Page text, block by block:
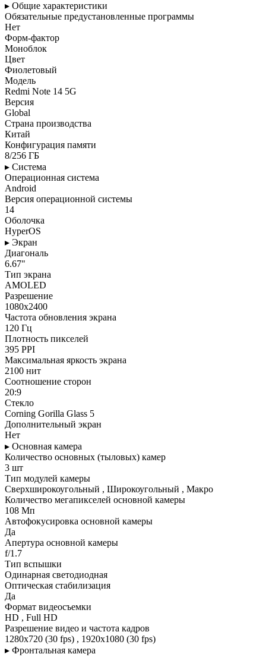
▸ Общие характеристики
Обязательные предустановленные программы
Нет
Форм-фактор
Моноблок
Цвет
Фиолетовый
Модель
Redmi Note 14 5G
Версия
Global
Страна производства
Китай
Конфигурация памяти
8/256 ГБ
▸ Система
Операционная система
Android
Версия операционной системы
14
Оболочка
HyperOS
▸ Экран
Диагональ
6.67"
Тип экрана
AMOLED
Разрешение
1080x2400
Частота обновления экрана
120 Гц
Плотность пикселей
395 PPI
Максимальная яркость экрана
2100 нит
Соотношение сторон
20:9
Стекло
Corning Gorilla Glass 5
Дополнительный экран
Нет
▸ Основная камера
Количество основных (тыловых) камер
3 шт
Тип модулей камеры
Сверхширокоугольный , Широкоугольный , Макро
Количество мегапикселей основной камеры
108 Мп
Автофокусировка основной камеры
Да
Апертура основной камеры
f/1.7
Тип вспышки
Одинарная светодиодная
Оптическая стабилизация
Да
Формат видеосъемки
HD , Full HD
Разрешение видео и частота кадров
1280x720 (30 fps) , 1920x1080 (30 fps)
▸ Фронтальная камера